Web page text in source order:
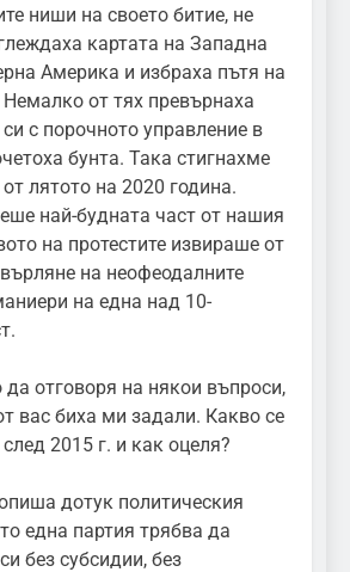
ниши на своето битие, не
картата на Западна
Америка и избраха пътя на
от тях превърнаха
с порочното управление в
бунта. Така стигнахме
лятото на 2020 година.
най-будната част от нашия
на протестите извираше от
на неофеодалните
на една над 10-
да отговоря на някои въпроси,
вас биха ми задали. Какво се
2015 г. и как оцеля?
дотук политическия
една партия трябва да
без субсидии, без